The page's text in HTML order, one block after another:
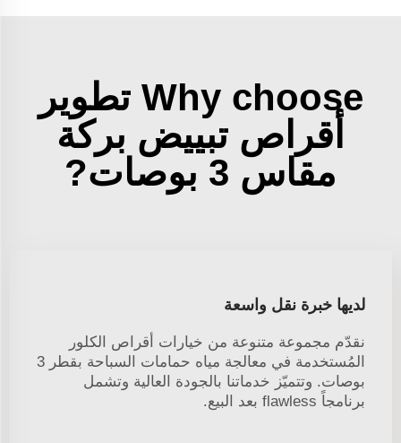
Why choose تطوير
أقراص تبييض بركة
مقاس 3 بوصات?
لديها خبرة نقل واسعة
نقدّم مجموعة متنوعة من خيارات أقراص الكلور
المُستخدمة في معالجة مياه حمامات السباحة بقطر 3
بوصات. وتتميّز خدماتنا بالجودة العالية وتشمل
برنامجاً flawless بعد البيع.